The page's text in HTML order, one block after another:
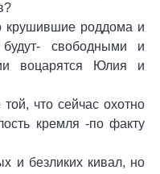
крушившие роддома и
свободными и
воцарятся Юлия и
что сейчас охотно
кремля -по факту
и безликих кивал, но